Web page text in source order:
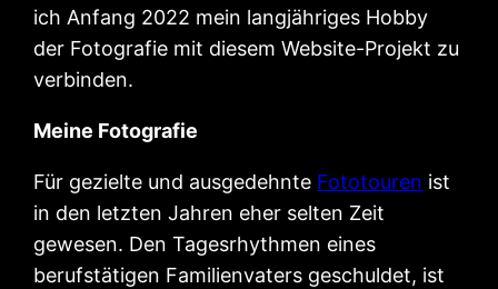
ich Anfang 2022 mein langjähriges Hobby
der Fotografie mit diesem Website-Projekt zu
verbinden.
Meine Fotografie
Für gezielte und ausgedehnte Fototouren ist
in den letzten Jahren eher selten Zeit
gewesen. Den Tagesrhythmen eines
berufstätigen Familienvaters geschuldet, ist